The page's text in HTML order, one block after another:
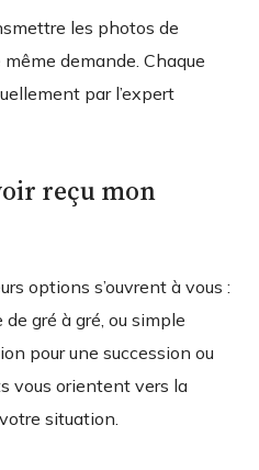
les photos de
demande. Chaque
par l’expert
reçu mon
options s’ouvrent à vous :
gré à gré, ou simple
pour une succession ou
vous orientent vers la
situation.